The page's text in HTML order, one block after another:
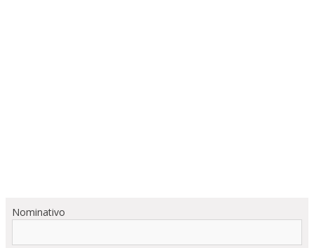
Nominativo